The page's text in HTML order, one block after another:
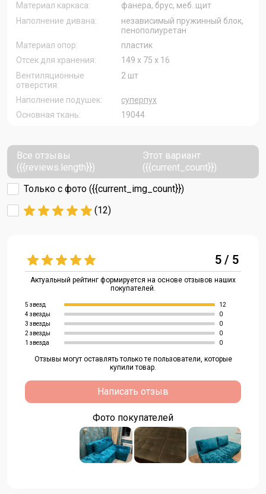
Материал каркаса:
фанера, брус, меб. щит
Наполнение дивана:
независимый пружинный блок,
пенополиуретан
Материал опор:
пластик
Отсек для хранения:
149 х 75 х 16
Вентиляционные
отверстия:
2 шт
Наполнение подушек:
суперпух
Основная ткань:
19044
Все отзывы
({{reviews.length}})
Этот вариант
({{current_count}})
Только с фото ({{current_img_count}})
(12)
5 / 5
Актуальный рейтинг формируется на основе отзывов наших
покупателей.
5 звезд
12
4 звезды
0
3 звезды
0
2 звезды
0
1 звезда
0
Отзывы могут оставлять только те пользователи, которые
купили товар.
Написать отзыв
Фото покупателей